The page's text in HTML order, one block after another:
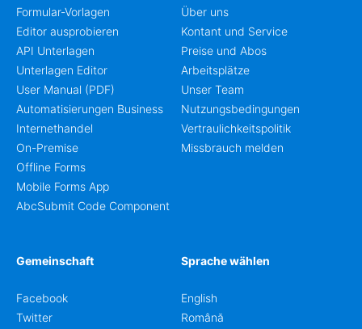
Formular-Vorlagen
Editor ausprobieren
API Unterlagen
Unterlagen Editor
User Manual (PDF)
Automatisierungen Business
Internethandel
On-Premise
Offline Forms
Mobile Forms App
AbcSubmit Code Component
Über uns
Kontant und Service
Preise und Abos
Arbeitsplätze
Unser Team
Nutzungsbedingungen
Vertraulichkeitspolitik
Missbrauch melden
Gemeinschaft
Facebook
Twitter
Sprache wählen
English
Română